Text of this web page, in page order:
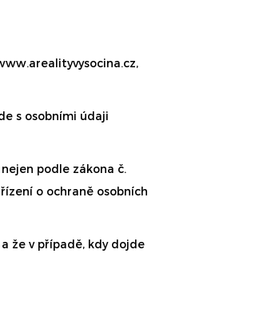
,
s osobními údaji
podle zákona č.
o ochraně osobních
že v případě, kdy dojde